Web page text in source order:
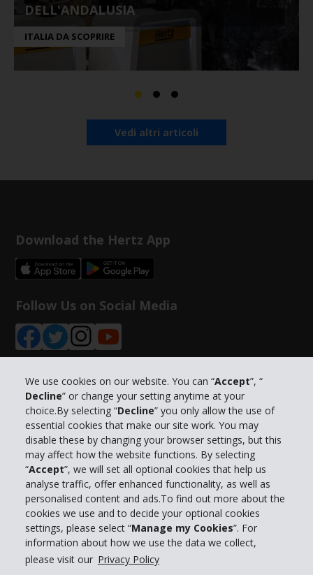
We use cookies on our website. You can “Accept”, “
Decline” or change your setting anytime at your
choice.By selecting “Decline” you only allow the use of
essential cookies that make our site work. You may
disable these by changing your browser settings, but this
may affect how the website functions. By selecting
“Accept”, we will set all optional cookies that help us
analyse traffic, offer enhanced functionality, as well as
personalised content and ads.To find out more about the
cookies we use and to decide your optional cookies
settings, please select “Manage my Cookies”. For
information about how we use the data we collect,
please visit our Privacy Policy
DELL'ANDALUSIA
ITALIA DA SCOPRIRE
Vedi altri articoli
Download the Hertz App
Follow Us on Social Media
Info su Hertz
Business
Customer Service
Prenota con Hertz